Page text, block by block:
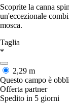
Scoprite la canna
un'eccezionale
mosca.
Taglia
*
2,29 m
Questo campo è
Offerta partner
Spedito in 5 giorni